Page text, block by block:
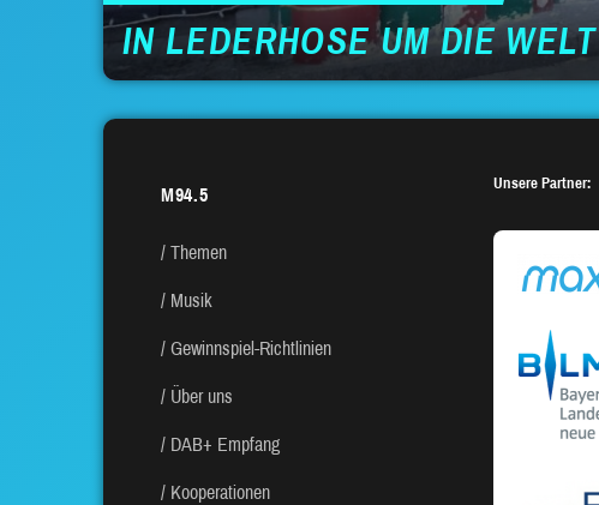
IN LEDERHOSE UM DIE WELT
M94.5
Themen
Musik
Gewinnspiel-Richtlinien
Über uns
DAB+ Empfang
Kooperationen
Unsere Partner: